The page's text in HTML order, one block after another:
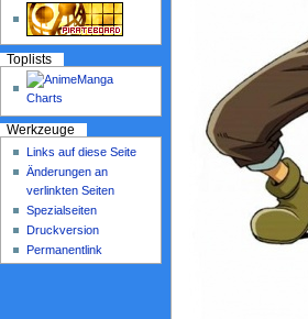
Toplists
Werkzeuge
Links auf diese Seite
Änderungen an
verlinkten Seiten
Spezialseiten
Druckversion
Permanentlink